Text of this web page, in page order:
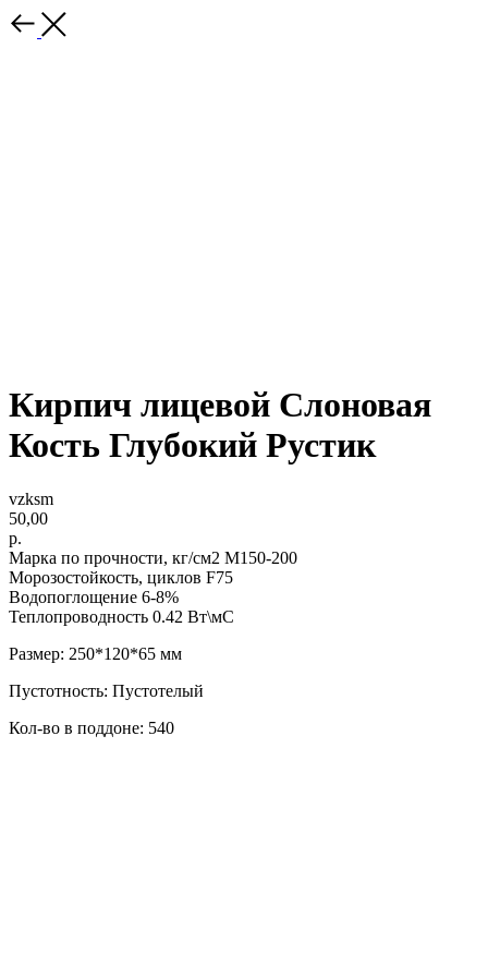
Кирпич лицевой Слоновая
Кость Глубокий Рустик
vzksm
50,00
р.
Марка по прочности, кг/см2 М150-200
Морозостойкость, циклов F75
Водопоглощение 6-8%
Теплопроводность 0.42 Вт\мС
Размер: 250*120*65 мм
Пустотность: Пустотелый
Кол-во в поддоне: 540